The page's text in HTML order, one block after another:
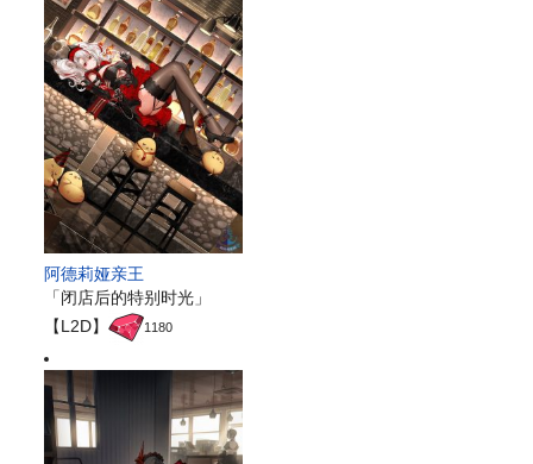
阿德莉娅亲王
「闭店后的特别时光」
【L2D】
1180